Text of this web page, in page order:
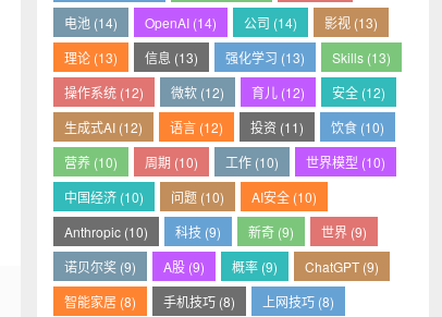
电池 (14)
OpenAI (14) 公司 (14)
影视 (13)
理论 (13)
信息 (13) 强化学习 (13)
Skills (13)
操作系统 (12)
微软 (12) 育儿 (12)
安全 (12)
生成式AI (12)
语言 (12) 投资 (11)
饮食 (10)
营养 (10)
周期 (10) 工作 (10)
世界模型 (10)
中国经济 (10)
问题 (10)
AI安全 (10)
Anthropic (10)
科技 (9) 新奇 (9)
世界 (9)
诺贝尔奖 (9)
A股 (9) 概率 (9)
ChatGPT (9)
智能家居 (8)
手机技巧 (8)
上网技巧 (8)